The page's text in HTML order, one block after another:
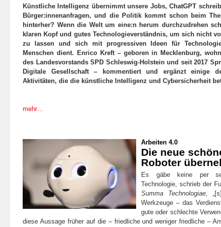
Künstliche Intelligenz übernimmt unsere Jobs, ChatGPT
Bürger:innenanfragen, und die Politik kommt schon beim
hinterher? Wenn die Welt um eine:n herum durchzudrehen
klaren Kopf und gutes Technologieverständnis, um sich nicht
zu lassen und sich mit progressiven Ideen für
Menschen dient. Enrico Kreft – geboren in Mecklenburg,
des Landesvorstands SPD Schleswig-Holstein und seit 2017
Digitale Gesellschaft – kommentiert und ergänzt einige
Aktivitäten, die die künstliche Intelligenz und Cybersicherheit
mehr…
Arbeiten 4.0
Die neue
Roboter
Es gäbe keine per
Technologie, schrieb der
Summa Technologiae,
Werkzeuge – das
gute oder schlechte
diese Aussage früher auf die – friedliche und weniger friedliche –